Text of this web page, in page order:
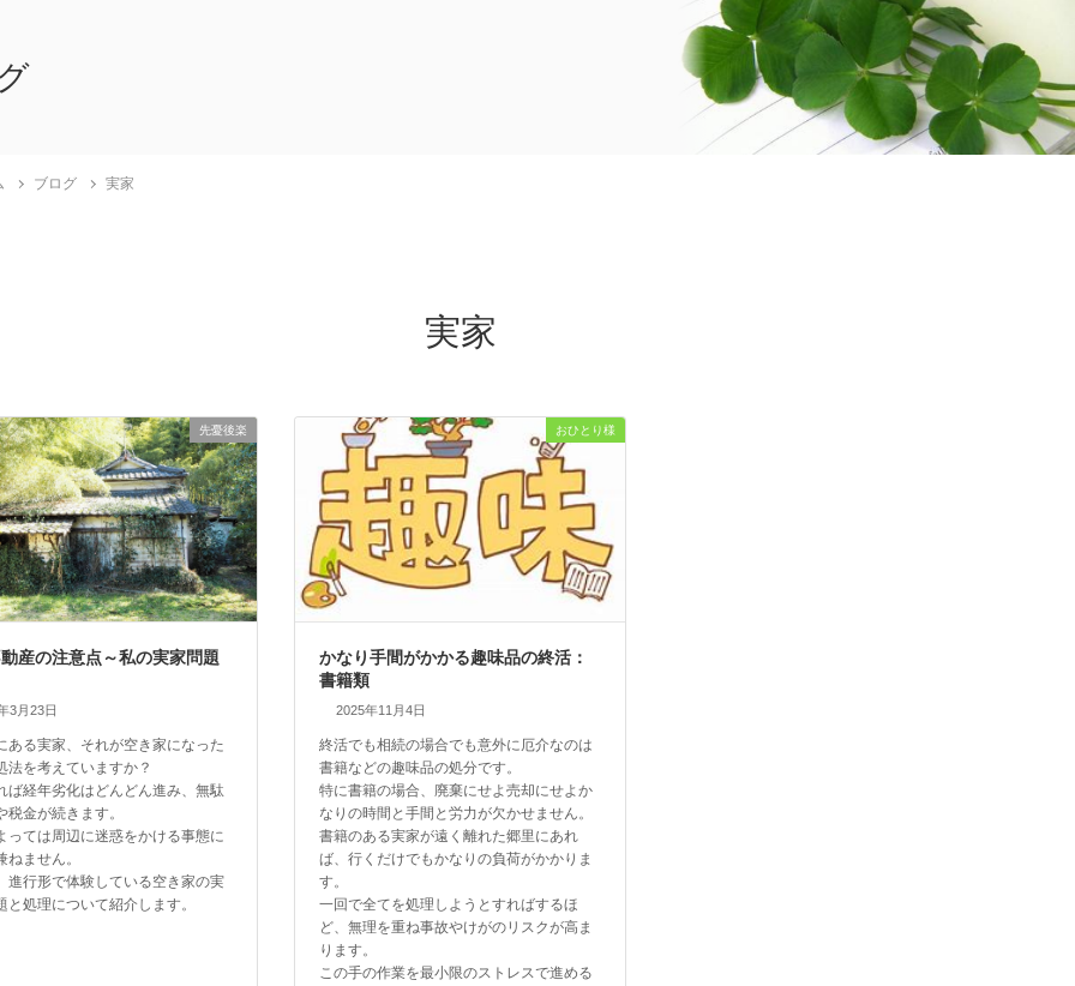
ブログ 実家
実家
先憂後楽
産の注意点～私の実家問題
3月23日
ある実家、それが空き家になった
法を考えていますか？
ば経年劣化はどんどん進み、無駄
税金が続きます。
っては周辺に迷惑をかける事態に
ねません。
進行形で体験している空き家の実
と処理について紹介します。
おひとり様
かなり手間がかかる趣味品の終活：
書籍類
2025年11月4日
終活でも相続の場合でも意外に厄介なのは
書籍などの趣味品の処分です。
特に書籍の場合、廃棄にせよ売却にせよか
なりの時間と手間と労力が欠かせません。
書籍のある実家が遠く離れた郷里にあれ
ば、行くだけでもかなりの負荷がかかりま
す。
一回で全てを処理しようとすればするほ
ど、無理を重ね事故やけがのリスクが高ま
ります。
この手の作業を最小限のストレスで進める